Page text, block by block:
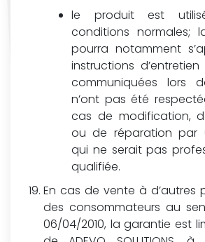
le produit est
conditions normales;
pourra notamment
instructions d’entretien
communiquées lors
n’ont pas été
cas de modification,
ou de réparation par
qui ne serait pas
qualifiée.
En cas de vente à d’autres
des consommateurs au
06/04/2010, la garantie est